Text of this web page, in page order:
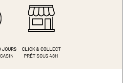
JOURS
CLICK & COLLECT
PRÊT SOUS 48H